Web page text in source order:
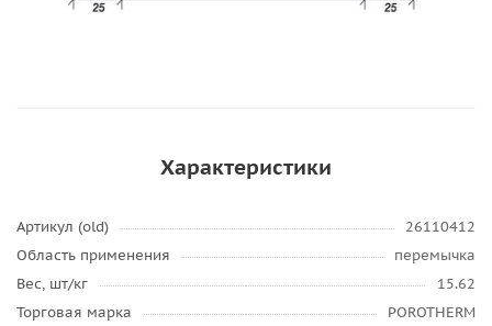
Характеристики
Артикул (old)
26110412
Область применения
перемычка
Вес, шт/кг
15.62
Торговая марка
POROTHERM